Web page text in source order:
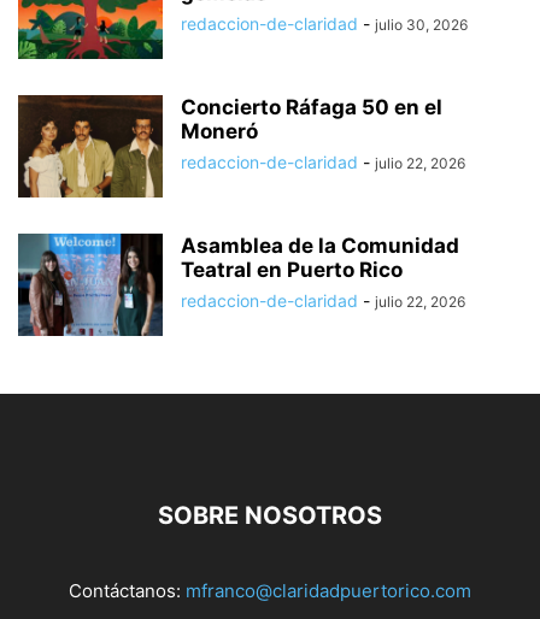
redaccion-de-claridad - julio 30, 2026
Concierto Ráfaga 50 en el
Moneró
redaccion-de-claridad - julio 22, 2026
Asamblea de la Comunidad
Teatral en Puerto Rico
redaccion-de-claridad - julio 22, 2026
SOBRE NOSOTROS
Contáctanos: mfranco@claridadpuertorico.com